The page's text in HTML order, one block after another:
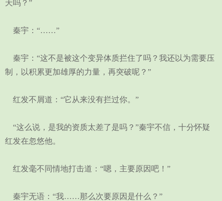
天吗？”
秦宇：“……”
秦宇：“这不是被这个变异体质拦住了吗？我还以为需要压
制，以积累更加雄厚的力量，再突破呢？”
红发不屑道：“它从来没有拦过你。”
“这么说，是我的资质太差了是吗？”秦宇不信，十分怀疑
红发在忽悠他。
红发毫不同情地打击道：“嗯，主要原因吧！”
秦宇无语：“我……那么次要原因是什么？”